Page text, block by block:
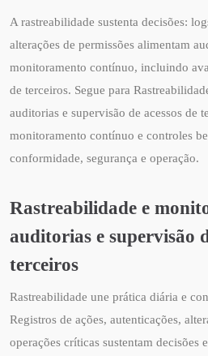
A rastreabilidade sustenta decisões:
alterações de permissões alimentam
monitoramento contínuo, incluindo
de terceiros. Segue para
auditorias e supervisão de acessos de
monitoramento contínuo e controles
conformidade, segurança e operação.
Rastreabilidade e
auditorias e supervisão
terceiros
Rastreabilidade une prática diária e
Registros de ações, autenticações,
operações críticas sustentam decisões